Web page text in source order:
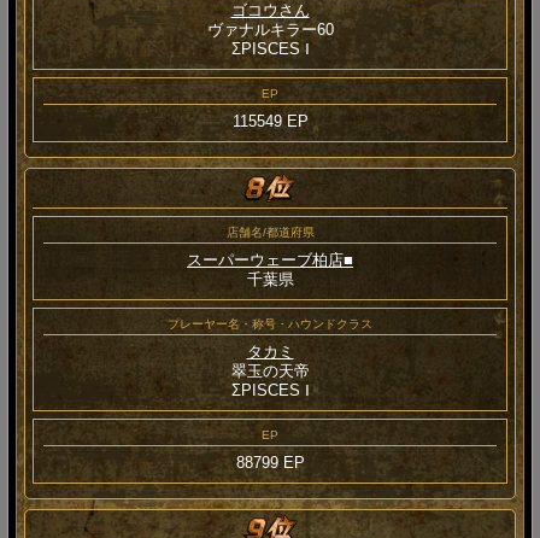
ゴコウさん
ヴァナルキラー60
ΣPISCES Ⅰ
EP
115549 EP
店舗名/都道府県
スーパーウェーブ柏店■
千葉県
プレーヤー名・称号・ハウンドクラス
タカミ
翠玉の天帝
ΣPISCES Ⅰ
EP
88799 EP